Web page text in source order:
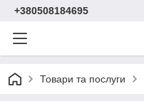
+380508184695
Товари та послуги